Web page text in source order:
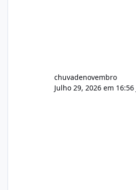
chuvadenovembro
Julho 29, 2026 em 16:56